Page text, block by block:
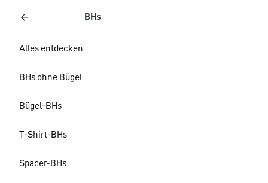
BHs
Alles entdecken
BHs ohne Bügel
Bügel-BHs
T-Shirt-BHs
Spacer-BHs